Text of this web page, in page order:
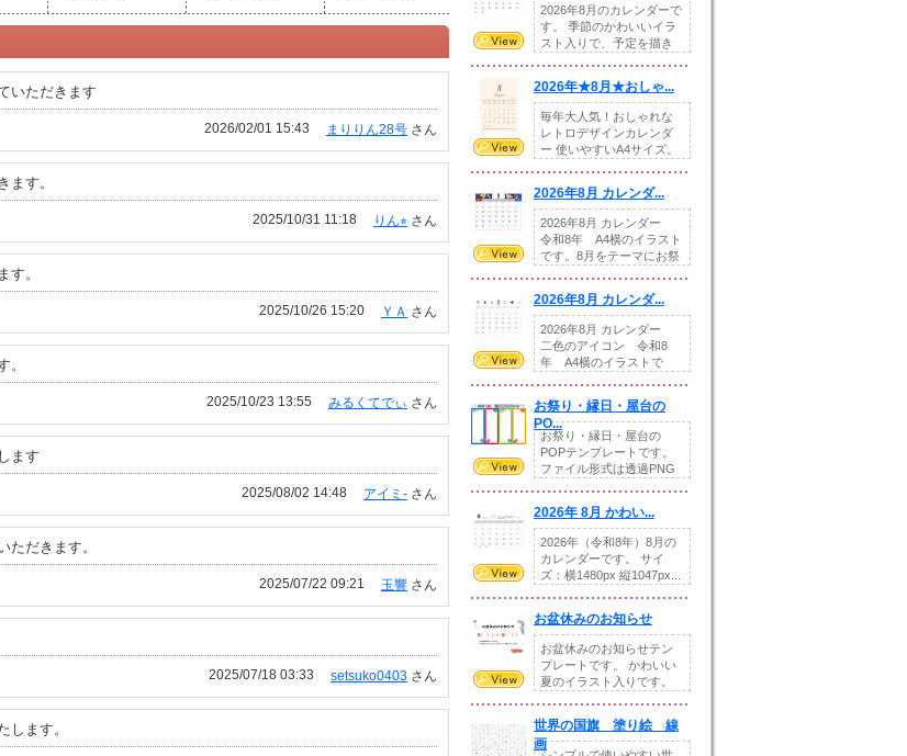
いただきます
まりりん28号 さん
2026/02/01 15:43
ます。
りん⭐︎ さん
2025/10/31 11:18
す。
ＹＡ さん
2025/10/26 15:20
。
みるくてでぃ さん
2025/10/23 13:55
ます
アイミ- さん
2025/08/02 14:48
ただきます。
玉響 さん
2025/07/22 09:21
setsuko0403 さん
2025/07/18 03:33
します。
2026年8月のカレンダーで
す。 季節のかわいいイラ
スト入りで、予定を描き
2026年★8月★おしゃ...
毎年大人気！おしゃれな
レトロデザインカレンダ
ー 使いやすいA4サイズ。
2026年8月 カレンダ...
2026年8月 カレンダー
令和8年 A4横のイラスト
です。8月をテーマにお祭
2026年8月 カレンダ...
2026年8月 カレンダー
二色のアイコン 令和8
年 A4横のイラストで
お祭り・縁日・屋台の
PO...
お祭り・縁日・屋台の
POPテンプレートです。
ファイル形式は透過PNG
2026年 8月 かわい...
2026年（令和8年）8月の
カレンダーです。 サイ
ズ：横1480px 縦1047px...
お盆休みのお知らせ
お盆休みのお知らせテン
プレートです。 かわいい
夏のイラスト入りです。
世界の国旗 塗り絵 線
画